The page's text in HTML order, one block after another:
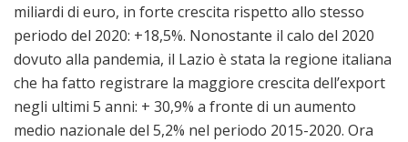
miliardi di euro, in forte crescita rispetto allo stesso
periodo del 2020: +18,5%. Nonostante il calo del 2020
dovuto alla pandemia, il Lazio è stata la regione italiana
che ha fatto registrare la maggiore crescita dell’export
negli ultimi 5 anni: + 30,9% a fronte di un aumento
medio nazionale del 5,2% nel periodo 2015-2020. Ora